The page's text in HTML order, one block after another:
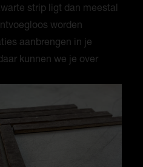
strip ligt dan meestal
worden
aanbrengen in je
kunnen we je over